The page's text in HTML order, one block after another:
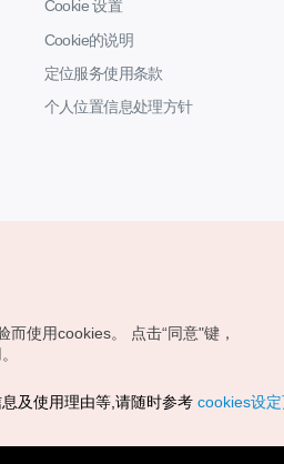
Cookie 设置
Cookie的说明
定位服务使用条款
个人位置信息处理方针
展局版权所有
而使用cookies。
点击“同意"键，
及使用理由等,请随时参考 cookies设